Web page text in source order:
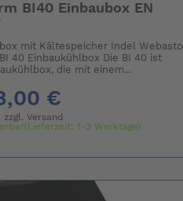
BI40 Einbaubox EN
mit Kältespeicher Indel Webasto
40 Einbaukühlbox Die BI 40 ist
die mit einem...
€
zzgl.Versand
1-3 Werktage)